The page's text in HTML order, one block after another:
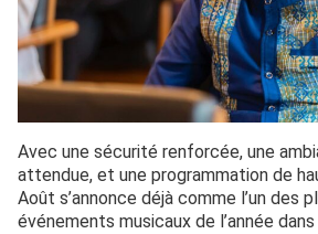
Avec une sécurité renforcée, une
attendue, et une programmation de
Août s’annonce déjà comme l’un des
événements musicaux de l’année dans